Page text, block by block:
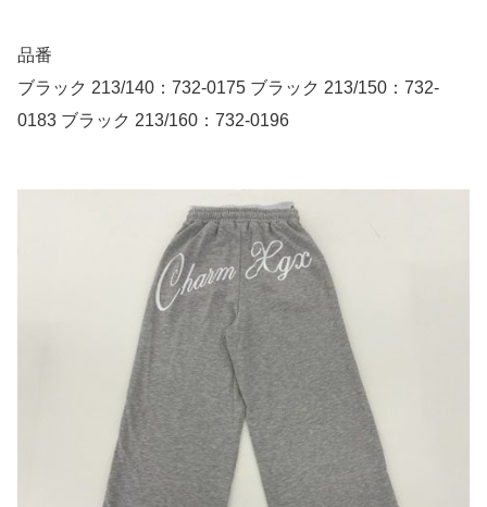
品番
ブラック 213/140：732-0175 ブラック 213/150：732-
0183 ブラック 213/160：732-0196